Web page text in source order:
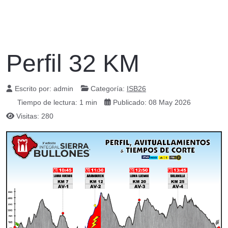
Perfil 32 KM
Escrito por: admin Categoría: ISB26
Tiempo de lectura: 1 min
Publicado: 08 May 2026
Visitas: 280